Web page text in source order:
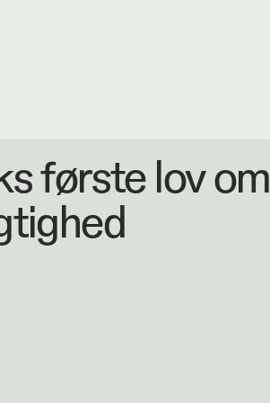
første lov om